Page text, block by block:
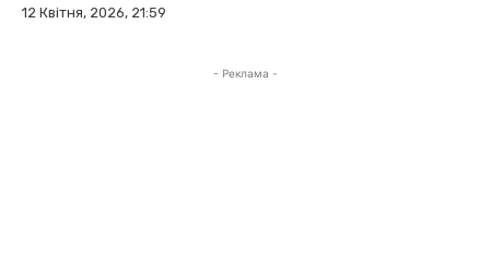
12 Квітня, 2026, 21:59
- Реклама -